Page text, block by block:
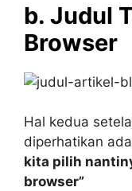
b. Judul
Browser
Hal kedua
diperhatikan
kita pilih
browser”